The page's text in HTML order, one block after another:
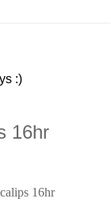
:)
16hr
16hr